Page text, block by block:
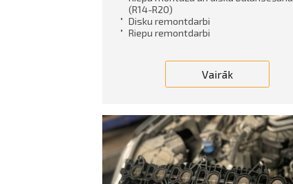
(R14-R20)
Disku remontdarbi
Riepu remontdarbi
Vairāk